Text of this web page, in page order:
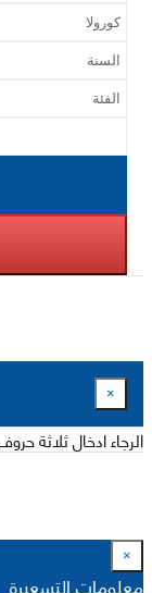
×
الرجاء ادخال ثلاثة
×
معلومات التسعيرة